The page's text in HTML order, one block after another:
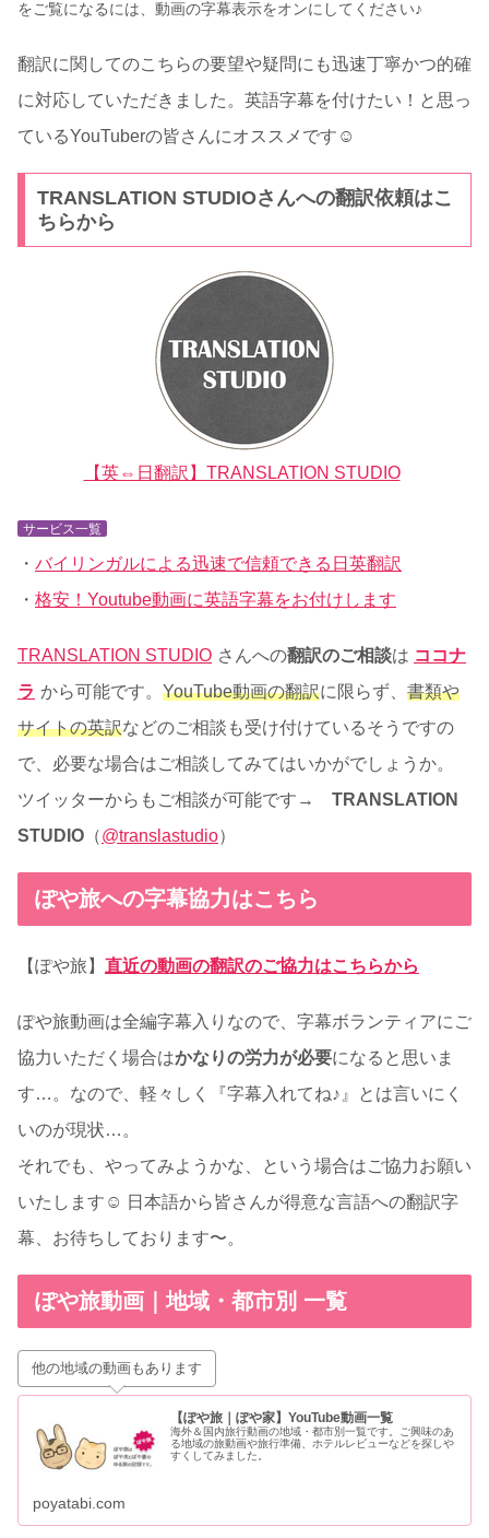
をご覧になるには、動画の字幕表示をオンにしてください♪
翻訳に関してのこちらの要望や疑問にも迅速丁寧かつ的確
に対応していただきました。英語字幕を付けたい！と思っ
ているYouTuberの皆さんにオススメです☺
TRANSLATION STUDIOさんへの翻訳依頼はこ
ちらから
【英⇔日翻訳】TRANSLATION STUDIO
サービス一覧
・ バイリンガルによる迅速で信頼できる日英翻訳
・ 格安！Youtube動画に英語字幕をお付けします
TRANSLATION STUDIO さんへの翻訳のご相談は ココナ
ラ から可能です。 YouTube動画の翻訳に限らず、 書類や
サイトの英訳などのご相談も受け付けているそうですの
で、必要な場合はご相談してみてはいかがでしょうか。
ツイッターからもご相談が可能です→ TRANSLATION
STUDIO （@translastudio）
ぽや旅への字幕協力はこちら
【ぽや旅】 直近の動画の翻訳のご協力はこちらから
ぽや旅動画は全編字幕入りなので、字幕ボランティアにご
協力いただく場合はかなりの労力が必要になると思いま
す…。なので、軽々しく『字幕入れてね♪』とは言いにく
いのが現状…。
それでも、やってみようかな、という場合はご協力お願い
いたします☺ 日本語から皆さんが得意な言語への翻訳字
幕、お待ちしております〜。
ぽや旅動画｜地域・都市別 一覧
他の地域の動画もあります
【ぽや旅｜ぽや家】YouTube動画一覧
海外＆国内旅行動画の地域・都市別一覧です。ご興味のあ
る地域の旅動画や旅行準備、ホテルレビューなどを探しや
すくしてみました。
poyatabi.com